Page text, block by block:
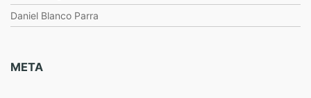
Daniel Blanco Parra
META